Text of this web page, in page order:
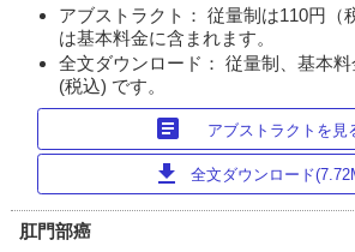
アブストラクト： 従量制は110円（
は基本料金に含まれます。
全文ダウンロード： 従量制、基本
(税込) です。
article アブストラクトを見
download 全文ダウンロード
肛門部癌